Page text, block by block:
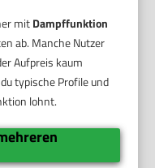
mitDampffunktion
ab. Manche Nutzer
Aufpreis kaum
typische Profile und
lohnt.